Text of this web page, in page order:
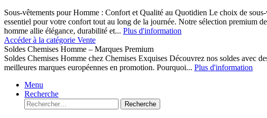
Sous-vêtements pour Homme : Confort et Qualité au Quotidien Le choix de sous-
essentiel pour votre confort tout au long de la journée. Notre sélection premium
homme allie élégance, durabilité et... Plus d'information
Accéder à la catégorie Vente
Soldes Chemises Homme – Marques Premium
Soldes Chemises Homme chez Chemises Exquises Découvrez nos soldes
meilleures marques européennes en promotion. Pourquoi... Plus d'information
Menu
Recherche
Recherche